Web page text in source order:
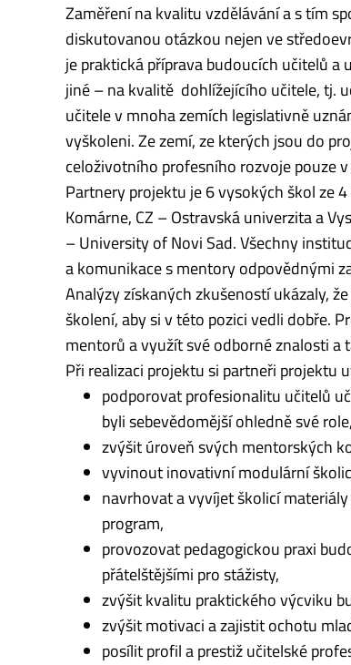
Zaměření na kvalitu vzdělávání a s tím
diskutovanou otázkou nejen ve
je praktická příprava budoucích učitelů
jiné – na kvalitě dohlížejícího učitele, tj.
učitele v mnoha zemích legislativně
vyškoleni. Ze zemí, ze kterých jsou do
celoživotního profesního rozvoje pouze
Partnery projektu je 6 vysokých škol ze
Komárne, CZ – Ostravská univerzita a
– University of Novi Sad. Všechny
a komunikace s mentory odpovědnými
Analýzy získaných zkušeností ukázaly,
školení, aby si v této pozici vedli dobře.
mentorů a využít své odborné znalosti
Při realizaci projektu si partneři projektu
podporovat profesionalitu učitelů
byli sebevědomější ohledně své role,
zvýšit úroveň svých mentorských
vyvinout inovativní modulární
navrhovat a vyvíjet školicí
program,
provozovat pedagogickou praxi
přátelštějšími pro stážisty,
zvýšit kvalitu praktického výcviku
zvýšit motivaci a zajistit ochotu
posílit profil a prestiž učitelské